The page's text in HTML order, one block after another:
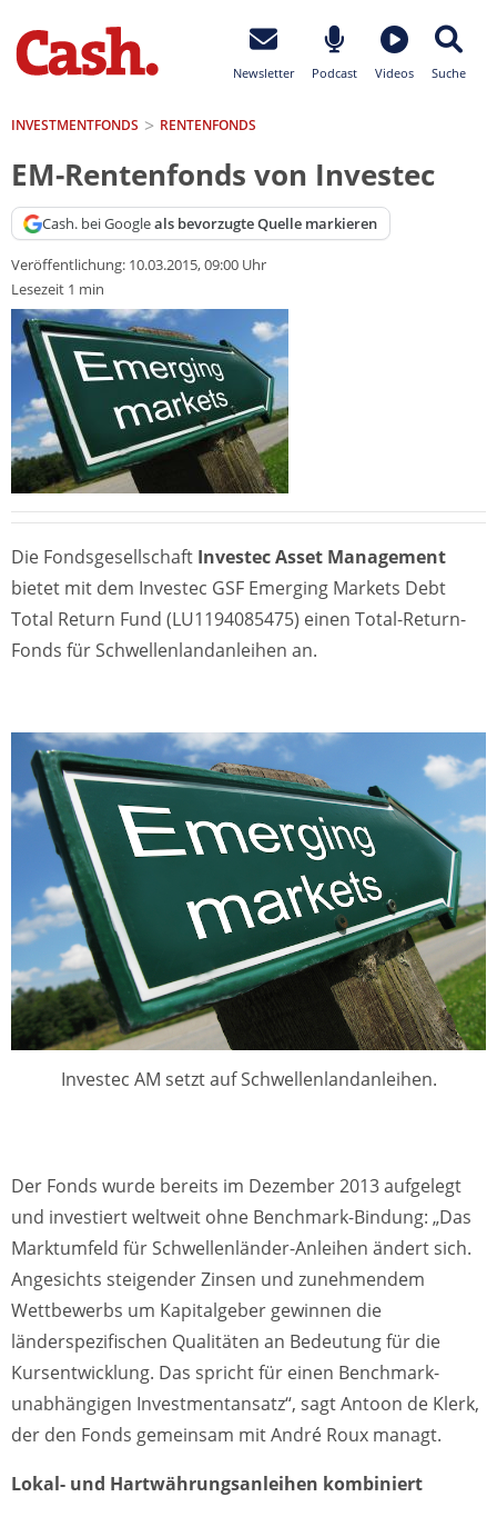
Newsletter Podcast Videos Suche
INVESTMENTFONDS RENTENFONDS
EM-Rentenfonds von Investec
Cash. bei Googleals bevorzugte Quelle markieren
Veröffentlichung: 10.03.2015, 09:00 Uhr
Lesezeit 1 min
Die Fondsgesellschaft Investec Asset Management
bietet mit dem Investec GSF Emerging Markets Debt
Total Return Fund (LU1194085475) einen Total-Return-
Fonds für Schwellenlandanleihen an.
Investec AM setzt auf Schwellenlandanleihen.
Der Fonds wurde bereits im Dezember 2013 aufgelegt
und investiert weltweit ohne Benchmark-Bindung: „Das
Marktumfeld für Schwellenländer-Anleihen ändert sich.
Angesichts steigender Zinsen und zunehmendem
Wettbewerbs um Kapitalgeber gewinnen die
länderspezifischen Qualitäten an Bedeutung für die
Kursentwicklung. Das spricht für einen Benchmark-
unabhängigen Investmentansatz“, sagt Antoon de Klerk,
der den Fonds gemeinsam mit André Roux managt.
Lokal- und Hartwährungsanleihen kombiniert